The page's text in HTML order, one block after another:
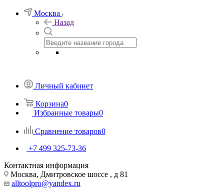
Москва
Назад
Личный кабинет
Корзина0
Избранные товары0
Сравнение товаров0
+7 499 325-73-36
Контактная информация
Москва, Дмитровское шоссе , д 81
alltoolpro@yandex.ru